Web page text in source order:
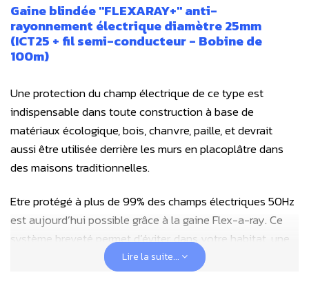
Gaine blindée "FLEXARAY+" anti-
rayonnement électrique diamètre 25mm
(ICT25 + fil semi-conducteur - Bobine de
100m)
Une protection du champ électrique de ce type est
indispensable dans toute construction à base de
matériaux écologique, bois, chanvre, paille, et devrait
aussi être utilisée derrière les murs en placoplâtre dans
des maisons traditionnelles.
Etre protégé à plus de 99% des champs électriques 50Hz
est aujourd’hui possible grâce à la gaine Flex-a-ray. Ce
système breveté permet d’éviter, dans votre habitat, une
exposition aux champs électriques 50 Hz, qui vous
permet de vous préserver dans votre habitat. Cette gaine
Lire la suite...